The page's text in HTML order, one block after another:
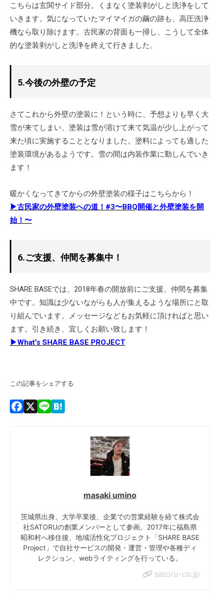
こちらは玄関サイド部分。くまなく塗装剥がしと洗浄をして
いきます。気になっていたマイマイガの繭の跡も、高圧洗浄
機なら取り除けます。古民家の背面も一掃し、こうして全体
的な塗装剥がしと洗浄を終えて行きました。
5.今後の外壁の予定
さてこれから外壁の塗装に！という時に、予想よりも早く大
雪が来てしまい、塗装は雪が溶けて来て気温が少し上がって
来た頃に実施することとなりました。塗料によっても適した
塗装環境があるようです。雪の間は内装作業に勤しんでいき
ます！
暖かくなってきてからの外壁塗装の様子はこちらから！
▶古民家の外壁塗装への道！#3〜BBQ開催と外壁塗装を開
始！〜
6.ご支援、仲間を募集中！
SHARE BASEでは、2018年春の開放前にご支援、仲間を募集
中です。知識は少ないながらも人が集えるような場所にと取
り組んでいます。メッセージなどもお気軽に頂ければと思い
ます。引き続き、宜しくお願い致します！
▶What's SHARE BASE PROJECT
この記事をシェアする
Facebook
X Line
masaki umino
茨城県出身。大学卒業後、企業での営業経験を経て株式会
社SATORUの創業メンバーとして参画。2017年に福島県
昭和村へ移住後、地域活性化プロジェクト「SHARE BASE
Project」で自社サービスの開発・運営・管理や各種ディ
レクション、webライティングを行っている。
satoru-co.jp